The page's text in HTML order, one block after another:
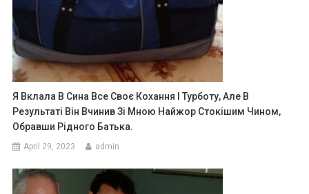
Я Вклала В Сина Все Своє Кохання І Турботу, Але В
Результаті Він Вчинив Зі Мною Найжор Стокішим Чином,
Обравши Рідного Батька.
April 29, 2023 admin